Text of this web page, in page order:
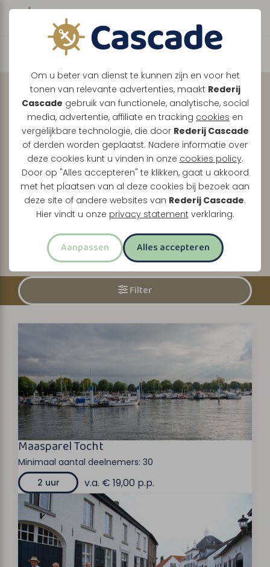
Om u beter van dienst te kunnen zijn en voor het
tonen van relevante advertenties, maakt Rederij
Cascade gebruik van functionele, analytische, social
media, advertentie, affiliate en tracking cookies en
vergelijkbare technologie, die door Rederij Cascade
of derden worden geplaatst. Nadere informatie over
deze cookies kunt u vinden in onze cookies policy.
Door op "Alles accepteren" te klikken, gaat u akkoord
met het plaatsen van al deze cookies bij bezoek aan
deze site of andere websites van Rederij Cascade.
Hier vindt u onze privacy statement verklaring.
Aanpassen Alles accepteren
Boek direct je vaart
Ontdek de Maasplassen
met uweigen
gezelschap, volledig
naar wens.
Tussen Maasbracht, Thorn en Roermond vaart u
samen door een prachtig Limburgs landschap.
Of u nu kiest voor een relaxte boottocht of een
uitgebreid feestprogramma, wij maken er uw dag
Filter
Maasparel Tocht
Minimaal aantal deelnemers: 30
2 uur
v.a. € 19,00 p.p.